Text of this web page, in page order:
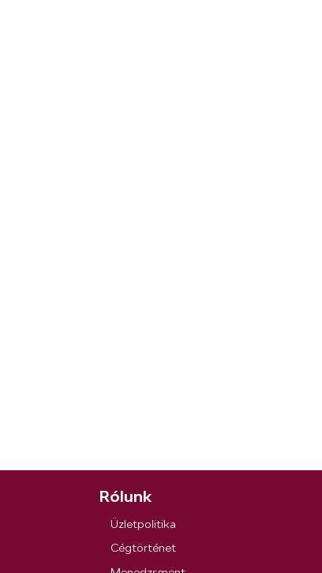
Rólunk
Üzletpolitika
Cégtörténet